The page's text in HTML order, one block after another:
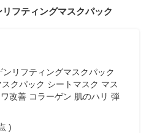
フティングマスクパック
ンリフティングマスクパック
クパック シートマスク マス
改善 コラーゲン 肌のハリ 弾
)